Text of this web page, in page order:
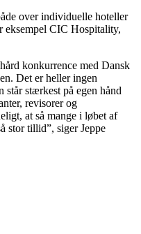
over individuelle hoteller
eksempel CIC Hospitality,
konkurrence med Dansk
Det er heller ingen
står stærkest på egen hånd
revisorer og
at så mange i løbet af
stor tillid”, siger Jeppe